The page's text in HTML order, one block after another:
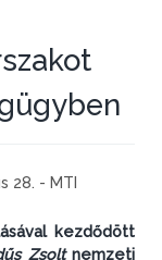
28. - MTI
kezdődött
Zsoltnemzeti